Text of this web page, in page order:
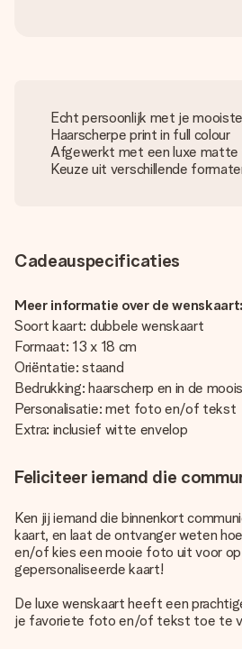
Echt persoonlijk met je
Haarscherpe print in full colour
Afgewerkt met een luxe matte
Keuze uit verschillende
Cadeauspecificaties
Meer informatie over de wenskaart:
Soort kaart: dubbele wenskaart
Formaat: 13 x 18 cm
Oriëntatie: staand
Bedrukking: haarscherp en in de
Personalisatie: met foto en/of tekst
Extra: inclusief witte envelop
Feliciteer iemand die
Ken jij iemand die binnenkort
kaart, en laat de ontvanger weten
en/of kies een mooie foto uit voor op
gepersonaliseerde kaart!
De luxe wenskaart heeft een
je favoriete foto en/of tekst toe te